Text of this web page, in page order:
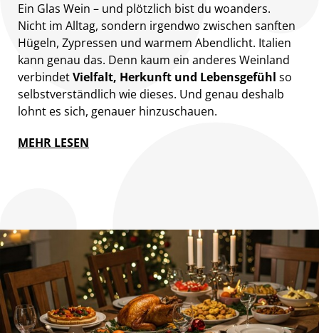
Ein Glas Wein – und plötzlich bist du woanders.
Nicht im Alltag, sondern irgendwo zwischen sanften
Hügeln, Zypressen und warmem Abendlicht. Italien
kann genau das. Denn kaum ein anderes Weinland
verbindetVielfalt, Herkunft und Lebensgefühl so
selbstverständlich wie dieses. Und genau deshalb
lohnt es sich, genauer hinzuschauen.
MEHR LESEN